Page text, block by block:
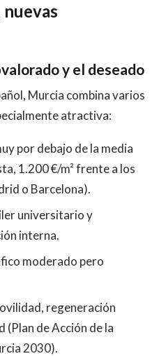
y el deseado
Murcia combina varios
atractiva:
por debajo de la media
1.200 €/m² frente a los
o Barcelona).
universitario y
interna.
moderado pero
regeneración
(Plan de Acción de la
2030).